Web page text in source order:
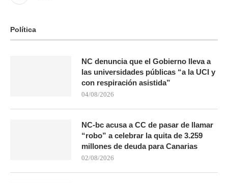
Política
NC denuncia que el Gobierno lleva a
las universidades públicas “a la UCI y
con respiración asistida”
04/08/2026
NC-bc acusa a CC de pasar de llamar
“robo” a celebrar la quita de 3.259
millones de deuda para Canarias
02/08/2026